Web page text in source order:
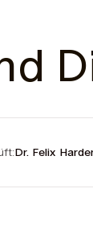
Dr. Felix